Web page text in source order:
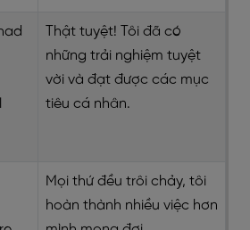
Thật tuyệt! Tôi đã có
những trải nghiệm tuyệt
vời và đạt được các mục
tiêu cá nhân.
Mọi thứ đều trôi chảy, tôi
hoàn thành nhiều việc hơn